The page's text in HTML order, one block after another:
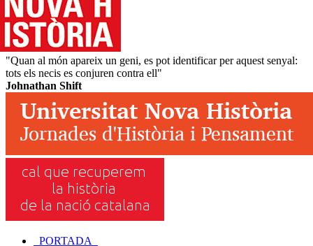
"Quan al món apareix un geni, es pot identificar per aquest senyal:
tots els necis es conjuren contra ell"
Johnathan Shift
_PORTADA_